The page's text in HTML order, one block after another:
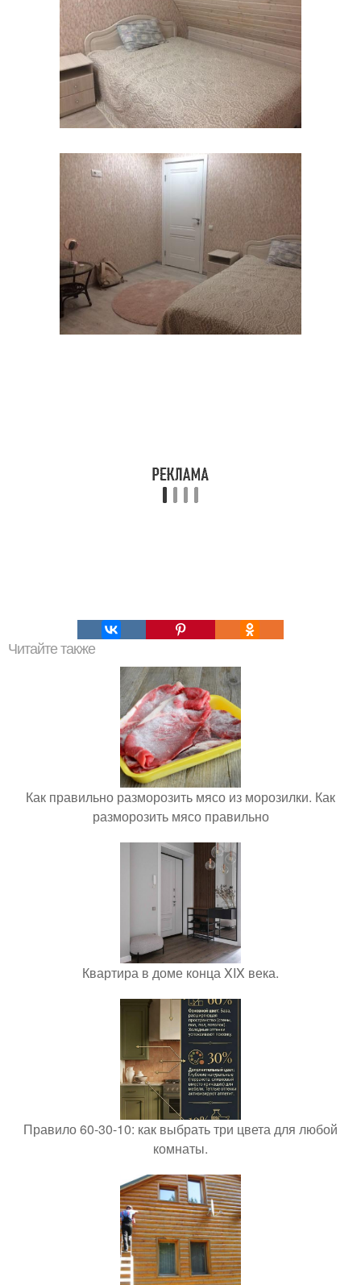
Читайте также
Как правильно разморозить мясо из морозилки. Как
разморозить мясо правильно
Квартира в доме конца XIX века.
Правило 60-30-10: как выбрать три цвета для любой
комнаты.